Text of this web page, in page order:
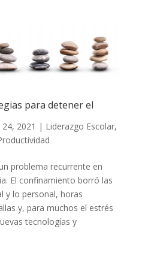
para detener el
2021 | Liderazgo Escolar,
problema recurrente en
El confinamiento borró las
y lo personal, horas
y, para muchos el estrés
tecnologías y